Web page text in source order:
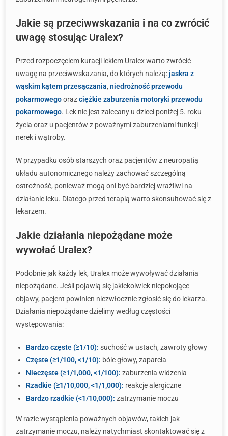
Jakie są przeciwwskazania i na co zwrócić
uwagę stosując Uralex?
Przed rozpoczęciem kuracji lekiem Uralex warto zwrócić
uwagę na przeciwwskazania, do których należą:jaskra z
wąskim kątem przesączania, niedrożność przewodu
pokarmowegoorazciężkie zaburzenia motoryki przewodu
pokarmowego. Lek nie jest zalecany u dzieci poniżej 5. roku
życia oraz u pacjentów z poważnymi zaburzeniami funkcji
nerek i wątroby.
W przypadku osób starszych oraz pacjentów z neuropatią
układu autonomicznego należy zachować szczególną
ostrożność, ponieważ mogą oni być bardziej wrażliwi na
działanie leku. Dlatego przed terapią warto skonsultować się z
lekarzem.
Jakie działania niepożądane może
wywołać Uralex?
Podobnie jak każdy lek, Uralex może wywoływać działania
niepożądane. Jeśli pojawią się jakiekolwiek niepokojące
objawy, pacjent powinien niezwłocznie zgłosić się do lekarza.
Działania niepożądane dzielimy według częstości
występowania:
Bardzo częste (≥1/10): suchość w ustach, zawroty głowy
Częste (≥1/100, <1/10): bóle głowy, zaparcia
Nieczęste (≥1/1,000, <1/100): zaburzenia widzenia
Rzadkie (≥1/10,000, <1/1,000): reakcje alergiczne
Bardzo rzadkie (<1/10,000): zatrzymanie moczu
W razie wystąpienia poważnych objawów, takich jak
zatrzymanie moczu, należy natychmiast skontaktować się z